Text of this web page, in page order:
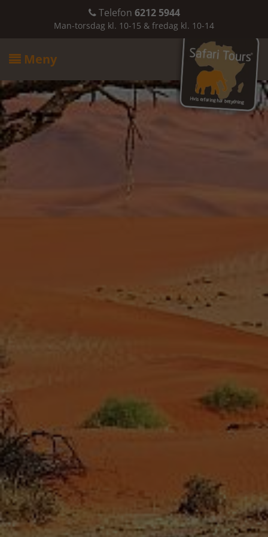
Telefon 6212 5944
Man-torsdag kl. 10-15 & fredag kl. 10-14
 Meny